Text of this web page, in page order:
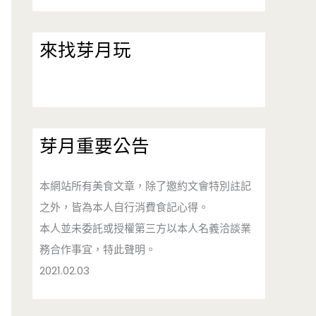
來找芽月玩
芽月重要公告
本網站所有美食文章，除了邀約文會特別註記
之外，皆為本人自行消費食記心得。
本人並未委託或授權第三方以本人名義洽談業
務合作事宜，特此聲明。
2021.02.03